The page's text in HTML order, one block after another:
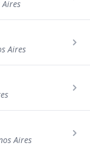
Aires
Aires